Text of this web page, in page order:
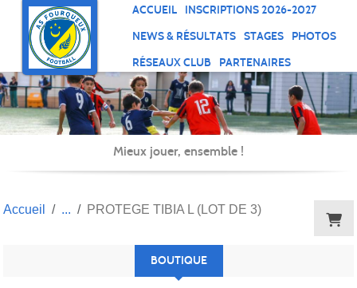
ACCUEIL
INSCRIPTIONS 2026-2027
NEWS & RÉSULTATS
STAGES
PHOTOS
RÉSEAUX CLUB
PARTENAIRES
Mieux jouer, ensemble !
Accueil PROTEGE TIBIA L (LOT DE 3)
BOUTIQUE
Panneau de gestion des cookies